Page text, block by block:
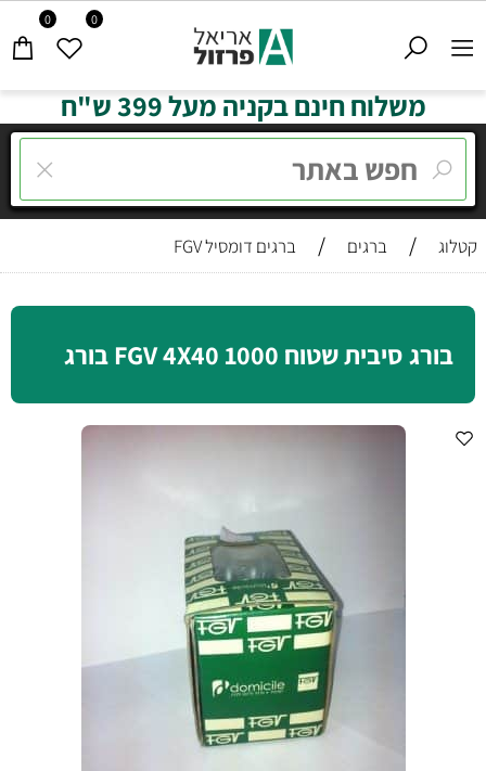
0 0
משלוח חינם בקניה מעל 399 ש"ח
קטלוג / ברגים / ברגים דומסיל FGV
בורג סיבית שטוח FGV 4X40 1000 בורג